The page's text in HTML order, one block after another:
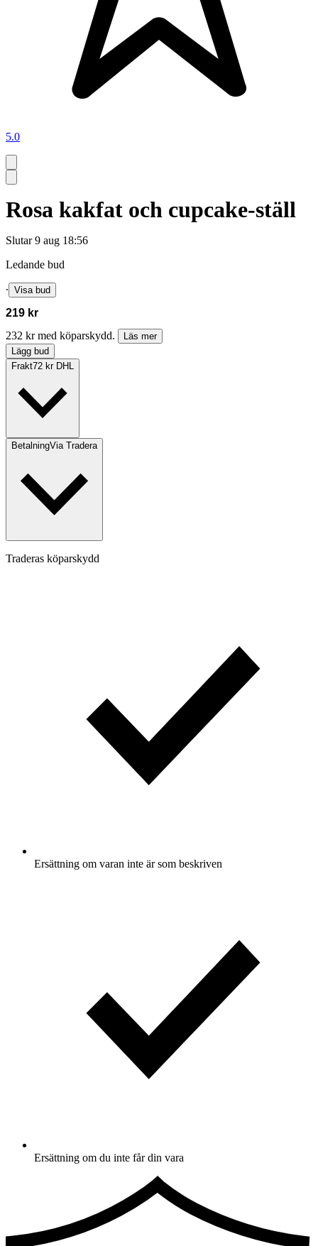
5.0
Rosa kakfat och cupcake-ställ
Slutar 9 aug 18:56
Ledande bud
∙ Visa bud
219 kr
232 kr med köparskydd.
Läs mer
Lägg bud
Frakt72 kr DHL
BetalningVia Tradera
Traderas köparskydd
Ersättning om varan inte är som beskriven
Ersättning om du inte får din vara